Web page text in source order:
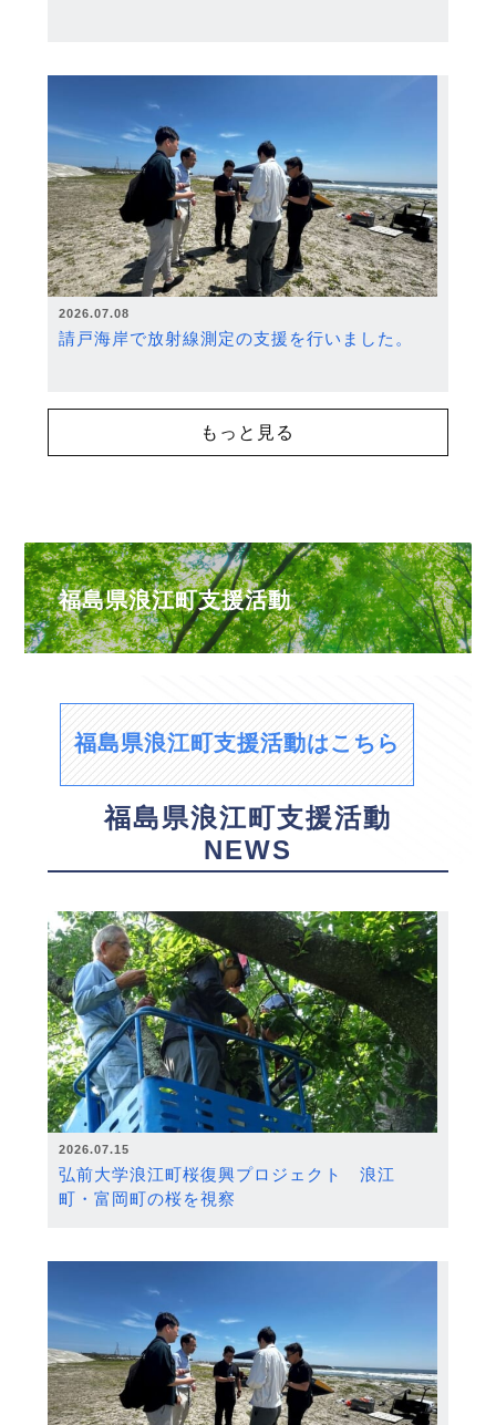
2026.07.08
請戸海岸で放射線測定の支援を行いました。
もっと見る
福島県浪江町支援活動
福島県浪江町支援活動はこちら
福島県浪江町支援活動
NEWS
2026.07.15
弘前大学浪江町桜復興プロジェクト 浪江
町・富岡町の桜を視察